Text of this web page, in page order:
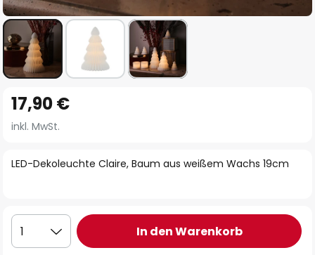
Anfang
der
springen
LED-Dekoleuchte Claire, Baum aus weißem Wachs 19cm
17,90 €
inkl. MwSt.
1 In den Warenkorb